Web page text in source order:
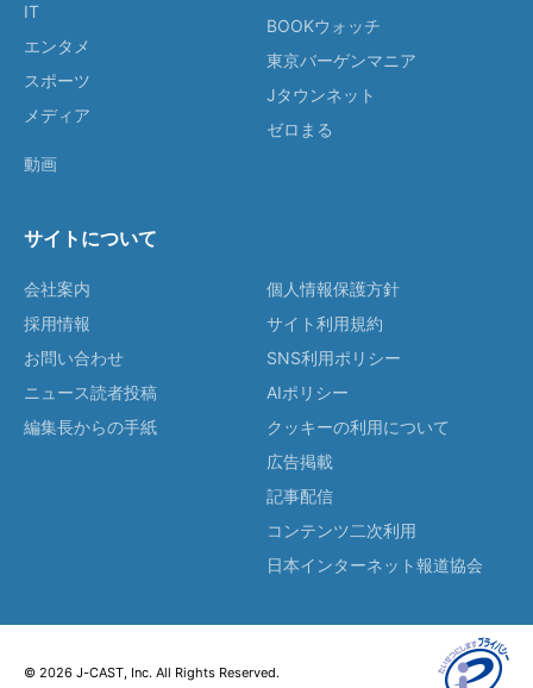
IT
エンタメ
スポーツ
メディア
動画
BOOKウォッチ
東京バーゲンマニア
Jタウンネット
ゼロまる
サイトについて
会社案内
採用情報
お問い合わせ
ニュース読者投稿
編集長からの手紙
個人情報保護方針
サイト利用規約
SNS利用ポリシー
AIポリシー
クッキーの利用について
広告掲載
記事配信
コンテンツ二次利用
日本インターネット報道協会
© 2026 J-CAST, Inc. All Rights Reserved.